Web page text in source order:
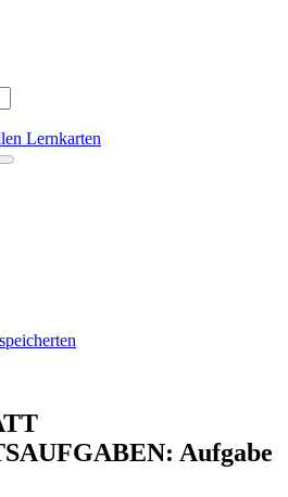
Lernkarten
Aufgabe